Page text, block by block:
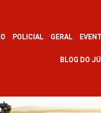
POLICIAL GERAL
BLOG DO